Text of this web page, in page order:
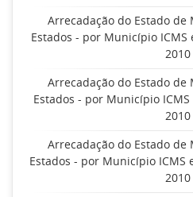
Arrecadação do Estado de
Estados - por Município ICMS
2010
Arrecadação do Estado de
Estados - por Município
2010
Arrecadação do Estado de
Estados - por Município ICMS
2010